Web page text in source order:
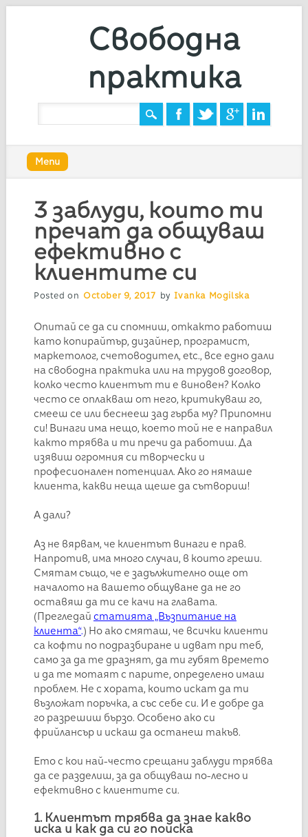
Свободна
практика
Main menu
content
Menu
3 заблуди, които ти
пречат да общуваш
ефективно с
клиентите си
Posted on October 9, 2017 by Ivanka Mogilska
Опитай се да си спомниш, откакто работиш
като копирайтър, дизайнер, програмист,
маркетолог, счетоводител, etc., все едно дали
на свободна практика или на трудов договор,
колко често клиентът ти е виновен? Колко
често се оплакваш от него, критикуваш го,
смееш се или беснееш зад гърба му? Припомни
си! Винаги има нещо, което той не е направил
както трябва и ти пречи да работиш. Да
изявиш огромния си творчески и
професионален потенциал. Ако го нямаше
клиента, какви неща щеше да сътвориш!
А дали?
Аз не вярвам, че клиентът винаги е прав.
Напротив, има много случаи, в които греши.
Смятам също, че е задължително още от
началото на вашето общуване да не го
оставяш да ти се качи на главата.
(Прегледай статията „Възпитание на
клиента“.) Но ако смяташ, че всички клиенти
са кофти по подразбиране и идват при теб,
само за да те дразнят, да ти губят времето
и да те мотаят с парите, определено имаш
проблем. Не с хората, които искат да ти
възложат поръчка, а със себе си. И е добре да
го разрешиш бързо. Особено ако си
фрийлансър и искаш да останеш такъв.
Ето с кои най-често срещани заблуди трябва
да се разделиш, за да общуваш по-лесно и
ефективно с клиентите си.
1. Клиентът трябва да знае какво
иска и как да си го поиска